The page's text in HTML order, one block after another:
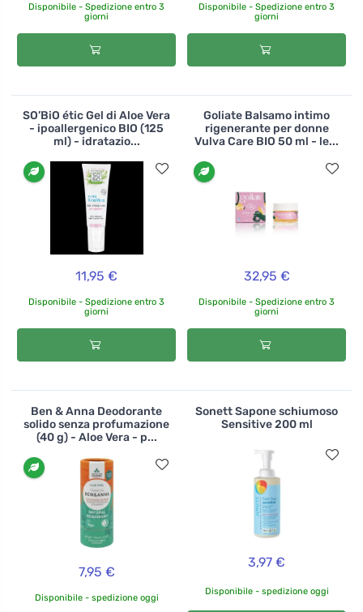
Disponibile - Spedizione entro 3
giorni
Disponibile - Spedizione entro 3
giorni
SO’BiO étic Gel di Aloe Vera
- ipoallergenico BIO (125
ml) - idratazio...
11,95 €
Disponibile - Spedizione entro 3
giorni
Goliate Balsamo intimo
rigenerante per donne
Vulva Care BIO 50 ml - le...
32,95 €
Disponibile - Spedizione entro 3
giorni
Ben & Anna Deodorante
solido senza profumazione
(40 g) - Aloe Vera - p...
7,95 €
Disponibile - spedizione oggi
Sonett Sapone schiumoso
Sensitive 200 ml
3,97 €
Disponibile - spedizione oggi